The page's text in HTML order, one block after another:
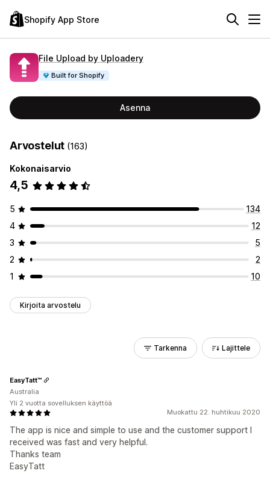
Shopify App Store
File Upload by Uploadery
Built for Shopify
Asenna
Arvostelut (163)
Kokonaisarvio
4,5
5
134
4
12
3
5
2
2
1
10
Kirjoita arvostelu
Tarkenna Lajittele
Muokattu 22. huhtikuu 2020
The app is nice and simple to use and the customer support I
received was fast and very helpful.
Thanks team
EasyTatt
EasyTatt™
Australia
Yli 2 vuotta sovelluksen käyttöä